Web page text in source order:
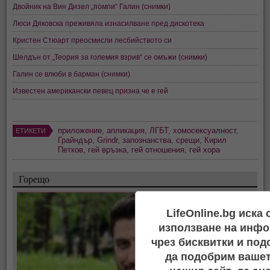
Двойник на Вин Дизел „помпи“ Галин (снимки)
Люси Дяковска преживяла изнасилване пред дискотека
Кристен Стюарт преосмисли лесбийството си
Шелдън от „Теория за големия взрив“ се омъжи (снимки)
Галин се влюби в барман (снимки)
Известен американски певец призна че е гей
ЕТИКЕТИ приложение ,апликация ЛГБТ,хомосексуалност,
Грайндър ,Grindr,запознанства ,срещи Кирил
Петков
гей връзка гей отношения гей хора
Горещо
LifeOnline.bg иска
използване на
чрез бисквитки и
да подобрим